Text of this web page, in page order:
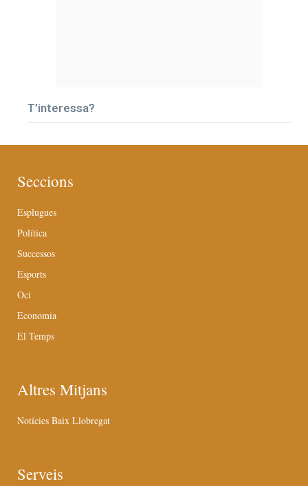
T’interessa?
Seccions
Esplugues
Política
Successos
Esports
Oci
Economia
El Temps
Altres Mitjans
Notícies Baix Llobregat
Serveis